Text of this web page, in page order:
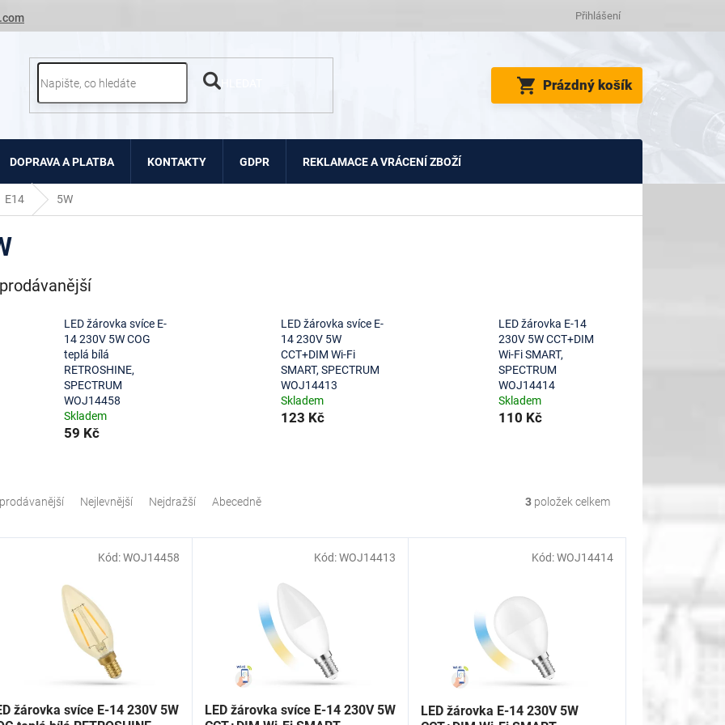
Přihlášení
NÁKUPNÍ
KOŠÍK
Prázdný košík
DOPRAVA A PLATBA KONTAKTY GDPR REKLAMACE A VRÁCENÍ ZBOŽÍ
E14 5W
LED žárovka svíce E-
14 230V 5W COG
teplá bílá
RETROSHINE,
SPECTRUM
WOJ14458
Skladem
59 Kč
LED žárovka svíce E-
14 230V 5W
CCT+DIM Wi-Fi
SMART, SPECTRUM
WOJ14413
Skladem
123 Kč
LED žárovka E-14
230V 5W CCT+DIM
Wi-Fi SMART,
SPECTRUM
WOJ14414
Skladem
110 Kč
Nejlevnější Nejdražší Abecedně 3 položek celkem
žárovka svíce E-14 230V 5W
Kód:WOJ14458
LED žárovka svíce E-14 230V 5W
Kód:WOJ14413
LED žárovka E-14 230V 5W
Kód:WOJ14414